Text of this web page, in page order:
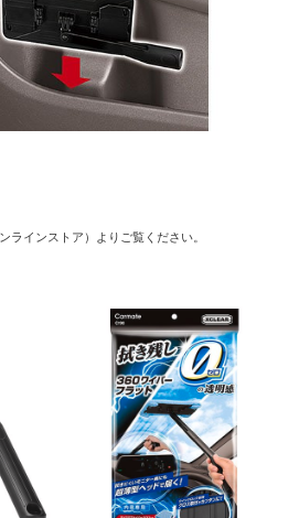
インストア）よりご覧ください。